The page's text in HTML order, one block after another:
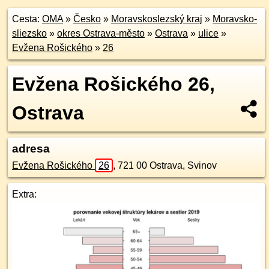
Cesta: OMA» Česko » Moravskoslezský kraj » Moravsko-
sliezsko » okres Ostrava-město » Ostrava » ulice »
Evžena Rošického » 26
Evžena Rošického 26,
Ostrava
adresa
Evžena Rošického 26 , 721 00 Ostrava, Svinov
Extra: